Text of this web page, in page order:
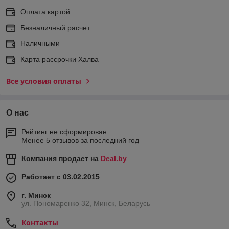
Оплата картой
Безналичный расчет
Наличными
Карта рассрочки Халва
Все условия оплаты
О нас
Рейтинг не сформирован
Менее 5 отзывов за последний год
Компания продает на Deal.by
Работает с 03.02.2015
г. Минск
ул. Пономаренко 32, Минск, Беларусь
Контакты